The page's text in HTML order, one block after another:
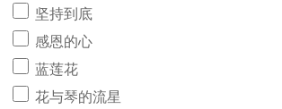
坚持到底
感恩的心
蓝莲花
花与琴的流星